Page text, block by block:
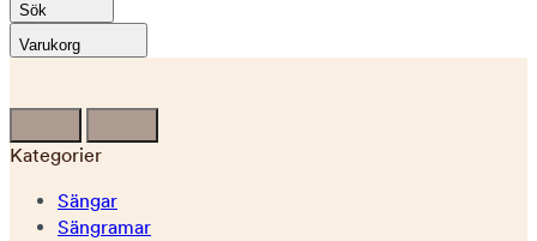
Sök
Varukorg
Kategorier
Sängar
Sängramar